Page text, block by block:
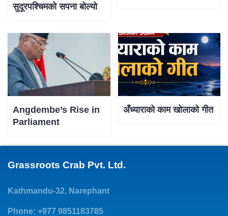
सुदूरपश्चिमको सपना बोल्यो
Angdembe’s Rise in
Parliament
अँध्याराको काम खोलाको गीत
Grassroots Crab Pvt. Ltd.
Kathmandu-32, Narephant
Phone: +977 9851183785